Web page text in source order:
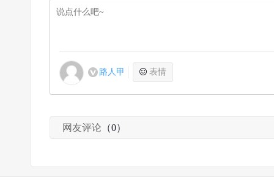
路人甲 表情
网友评论 （0）